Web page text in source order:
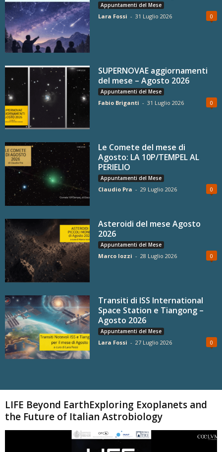
Appuntamenti del Mese
Lara Fossi - 31 Luglio 2026 0
SUPERNOVAE aggiornamenti
del mese – Agosto 2026
Appuntamenti del Mese
Fabio Briganti - 31 Luglio 2026 0
Le Comete del mese di
Agosto: LA 10P/TEMPEL AL
PERIELIO
Appuntamenti del Mese
Claudio Pra - 29 Luglio 2026 0
Asteroidi del mese Agosto
2026
Appuntamenti del Mese
Marco Iozzi - 28 Luglio 2026 0
Transiti di ISS International
Space Station e Tiangong –
Agosto 2026
Appuntamenti del Mese
Lara Fossi - 27 Luglio 2026 0
LIFE Beyond EarthExploring Exoplanets and
the Future of Italian Astrobiology